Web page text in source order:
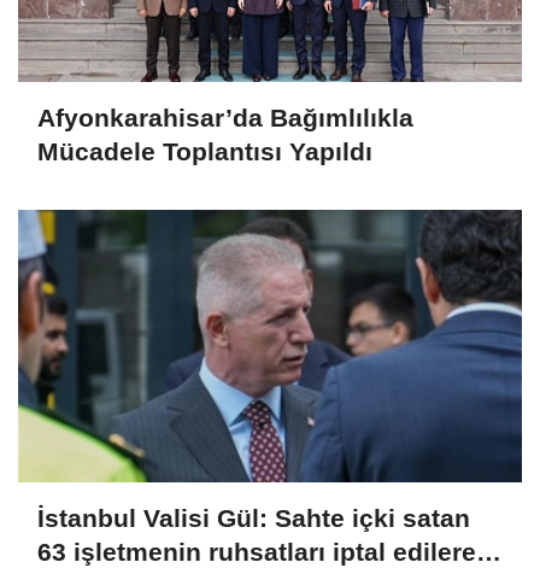
Afyonkarahisar’da Bağımlılıkla
Mücadele Toplantısı Yapıldı
İstanbul Valisi Gül: Sahte içki satan
63 işletmenin ruhsatları iptal edilerek